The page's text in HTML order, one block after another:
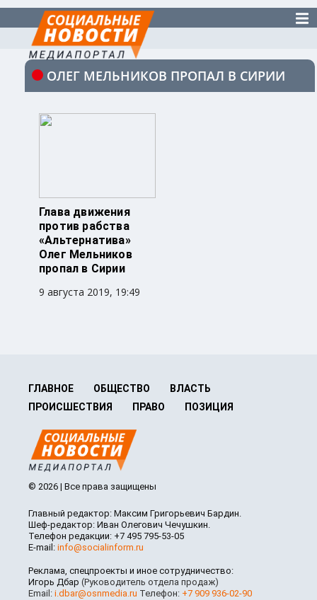
ОЛЕГ МЕЛЬНИКОВ ПРОПАЛ В СИРИИ
Глава движения
против рабства
«Альтернатива»
Олег Мельников
пропал в Сирии
9 августа 2019, 19:49
ГЛАВНОЕ ОБЩЕСТВО
ВЛАСТЬ
ПРОИСШЕСТВИЯ
ПРАВО ПОЗИЦИЯ
© 2026 | Все права защищены
Главный редактор: Максим Григорьевич Бардин.
Шеф-редактор: Иван Олегович Чечушкин.
Телефон редакции: +7 495 795-53-05
E-mail: info@socialinform.ru
Реклама, спецпроекты и иное сотрудничество:
Игорь Дбар (Руководитель отдела продаж)
Email: i.dbar@osnmedia.ru Телефон: +7 909 936-02-90